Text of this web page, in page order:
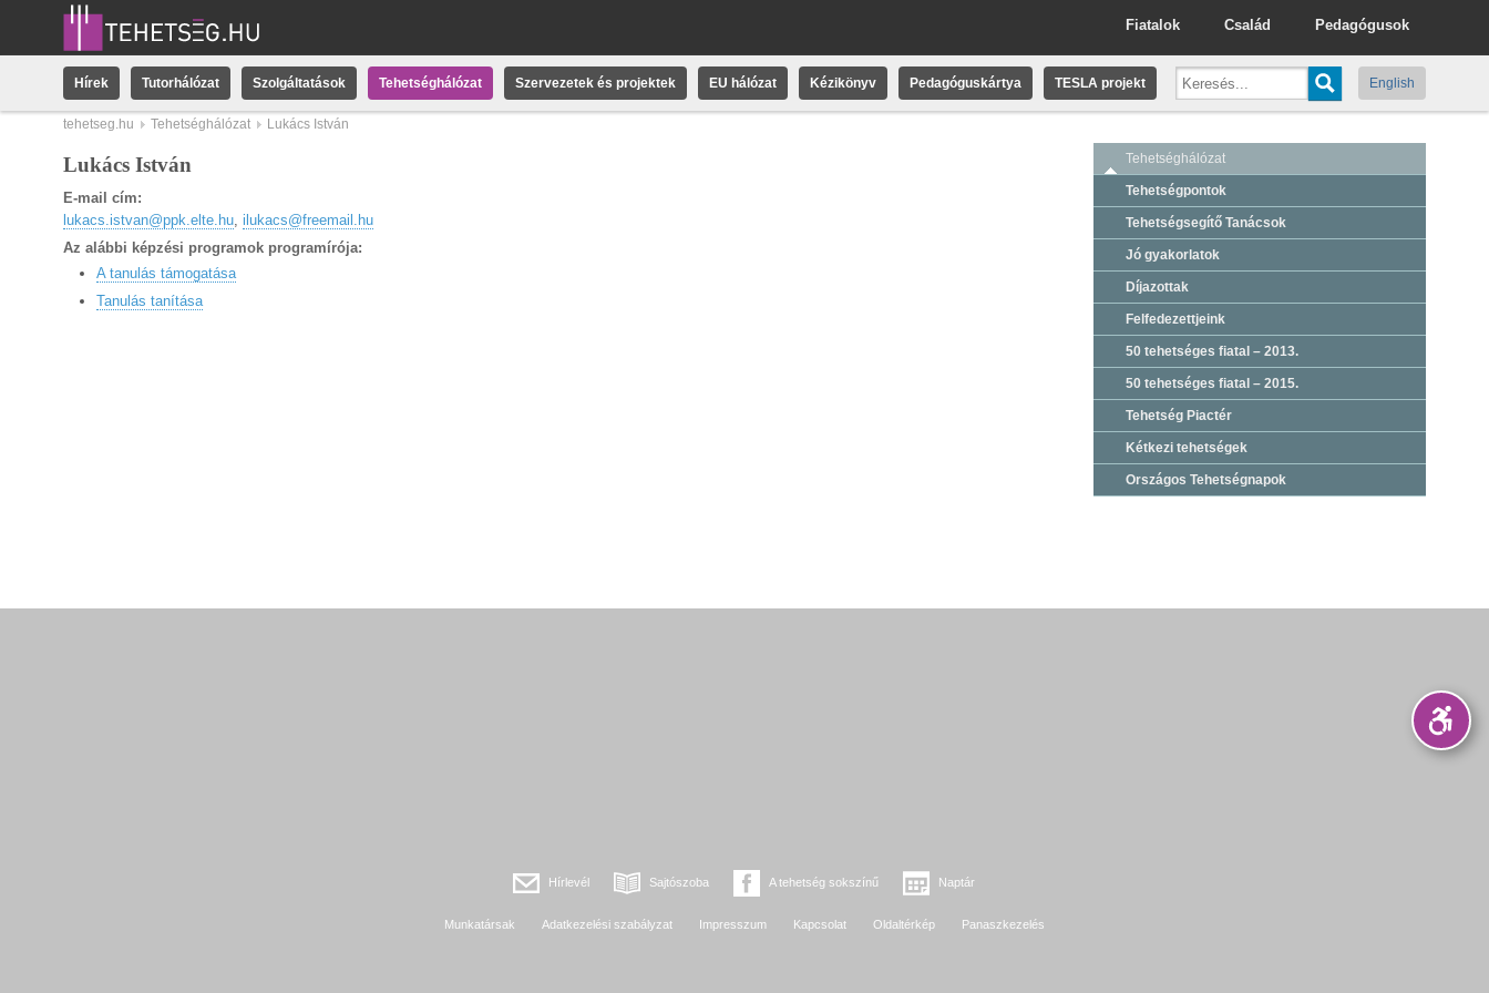
Pedagógusok
Család
Fiatalok
Hírek Tutorhálózat Szolgáltatások Tehetséghálózat Szervezetek és projektek EU hálózat Kézikönyv Pedagóguskártya TESLA projekt English
tehetseg.hu Tehetséghálózat Lukács István
Lukács István
E-mail cím:
lukacs.istvan@ppk.elte.hu, ilukacs@freemail.hu
Az alábbi képzési programok programírója:
A tanulás támogatása
Tanulás tanítása
Tehetséghálózat
Tehetségpontok
Tehetségsegítő Tanácsok
Jó gyakorlatok
Díjazottak
Felfedezettjeink
50 tehetséges fiatal – 2013.
50 tehetséges fiatal – 2015.
Tehetség Piactér
Kétkezi tehetségek
Országos Tehetségnapok
Hírlevél Sajtószoba A tehetség sokszínű Naptár
Munkatársak Adatkezelési szabályzat Impresszum Kapcsolat Oldaltérkép Panaszkezelés